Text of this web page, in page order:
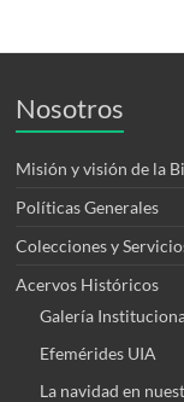
Nosotros
Misión y visión de la
Políticas Generales
Colecciones y
Acervos Históricos
Galería
Efemérides UIA
La navidad en